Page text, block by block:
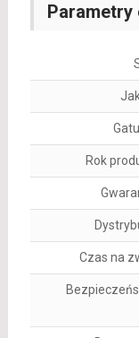
Parametry
Rok
Czas na